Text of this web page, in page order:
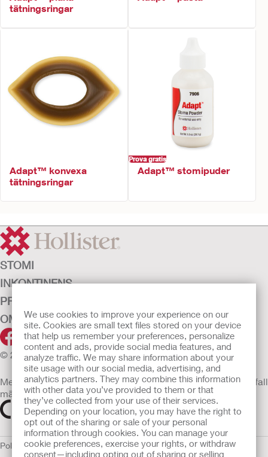
We use cookies to improve your experience on our
site. Cookies are small text files stored on your device
that help us remember your preferences, personalize
content and ads, provide social media features, and
analyze traffic. We may share information about your
site usage with our social media, advertising, and
analytics partners. They may combine this information
with other data you’ve provided to them or that
they’ve collected from your use of their services.
Depending on your location, you may have the right to
opt out of the sharing or sale of your personal
information through cookies. You can manage your
cookie preferences, exercise your rights, or withdraw
consent—including opting out of sharing or selling
tätningsringar
Adapt™ konvexa
tätningsringar
Prova gratis
Adapt™ stomipuder
STOMI
INKONTINENS
PRODUKTER
OM OSS
© 2026 Hollister Incorporated
Medicintekniska enheter som säljs i EU är i förekommande fall
märkta med någon av följande symboler
Policy för Mänskliga